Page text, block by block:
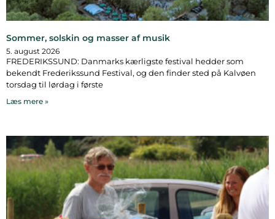
Sommer, solskin og masser af musik
5. august 2026
FREDERIKSSUND: Danmarks kærligste festival hedder som
bekendt Frederikssund Festival, og den finder sted på Kalvøen
torsdag til lørdag i første
Læs mere »